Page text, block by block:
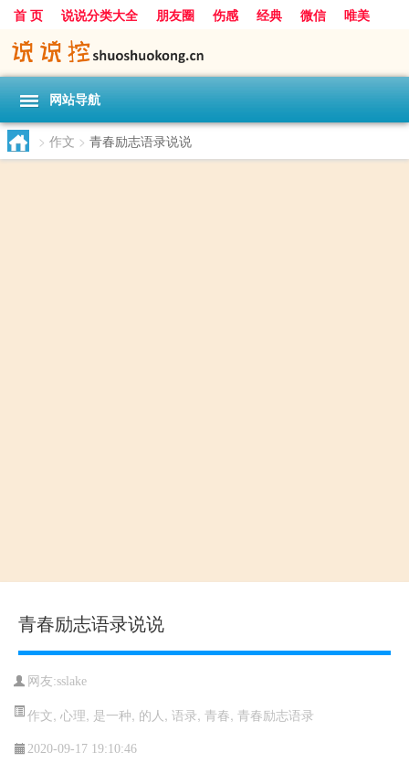
首 页 说说分类大全 朋友圈 伤感 经典 微信
唯美
励志
爱情 搞笑
网站导航
> 作文 > 青春励志语录说说
青春励志语录说说
网友:sslake
作文, 心理, 是一种, 的人 , 语录, 青春, 青春励志语录
2020-09-17 19:10:46